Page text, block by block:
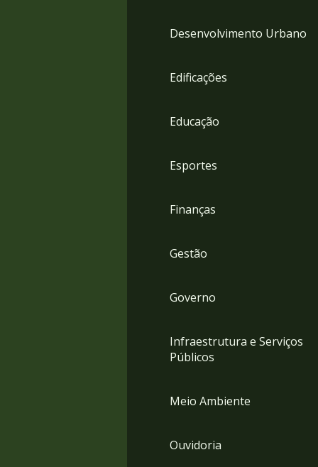
Desenvolvimento Urbano
Edificações
Educação
Esportes
Finanças
Gestão
Governo
Infraestrutura e Serviços
Públicos
Meio Ambiente
Ouvidoria